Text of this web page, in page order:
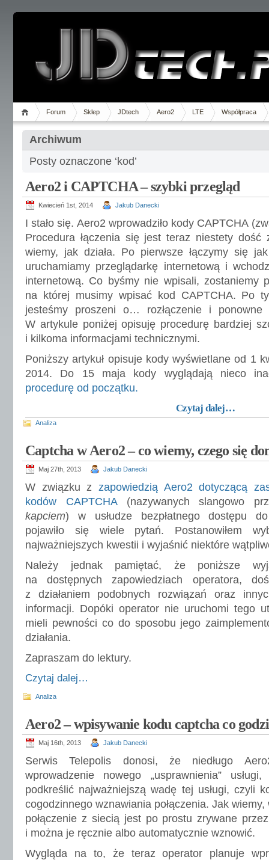
Forum Sklep JDtech Aero2 LTE Współpraca
Archiwum
Posty oznaczone ‘kod’
Aero2 i CAPTCHA – szybki przegląd
Kwiecień 1st, 2014 Jakub Danecki
I stało się. Aero2 wprowadziło kody CAPTCHA
Procedura łączenia się jest teraz niestety dość
wiemy, jak działa. Po pierwsze łączymy się
uruchamiamy przeglądarkę internetową i
internetową. Co byśmy nie wpisali, zostaniemy
na której musimy wpisać kod CAPTCHA. Po
jesteśmy proszeni o… rozłączenie i ponowne
W artykule poniżej opisuję procedurę bardziej
i kilkoma informacjami technicznymi.
Poniższy artykuł opisuje kody wyświetlane od 1
2014. Do 15 maja kody wyglądają nieco
procedurę od początku.
Czytaj dalej…
Analiza
Captcha w Aero2 – co wiemy, czego się
Maj 27th, 2013 Jakub Danecki
W związku z zapowiedzią Aero2 dotyczącą
kodów CAPTCHA (nazywanych slangowo
kapciem) w usłudze bezpłatnego dostępu
pojawiło się wiele pytań. Postanowiłem
najważniejszych kwestii i wyjaśnić niektóre
Należy jednak pamiętać, że poniższe
na dostępnych zapowiedziach operatora,
z działaniem podobnych rozwiązań oraz
informacji. Dopóki operator nie uruchomi tego
mieli pewności co do sposobu jego
działania.
Zapraszam do lektury.
Czytaj dalej…
Analiza
Aero2 – wpisywanie kodu captcha co
Maj 16th, 2013 Jakub Danecki
Serwis Telepolis donosi, że niedługo
wprowadzenie nowego „usprawnienia”
podkreślić najważniejszą wadę tej usługi, czyli
cogodzinnego wznawiania połączenia. Jak wiemy,
połączenie z siecią jest po prostu zrywane
i można je ręcznie albo automatycznie wznowić.
Wygląda na to, że teraz operator planuje